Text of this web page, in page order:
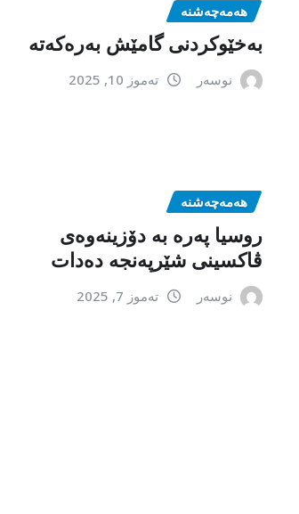
هەمەچەشنە
بەخێوکردنی گامێش بەرەکەتە
نوسەر تەموز 10, 2025
هەمەچەشنە
روسیا پەرە بە دۆزینەوەی
ڤاكسینی شێرپەنجە دەدات
نوسەر تەموز 7, 2025